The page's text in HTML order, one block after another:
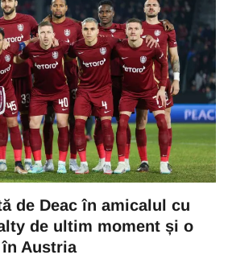
de Deac în amicalul cu
de ultim moment și o
Austria